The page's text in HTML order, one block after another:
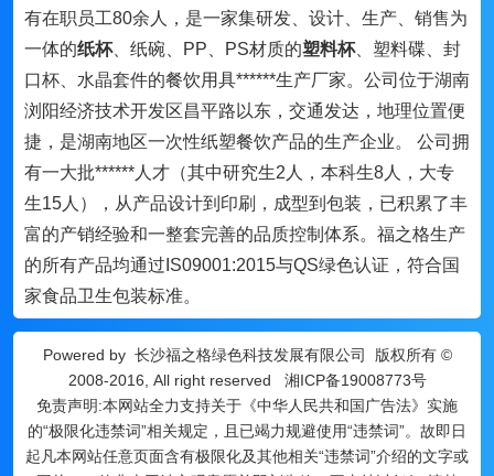
有在职员工80余人，是一家集研发、设计、生产、销售为
一体的纸杯、纸碗、PP、PS材质的塑料杯、塑料碟、封
口杯、水晶套件的餐饮用具******生产厂家。公司位于湖南
浏阳经济技术开发区昌平路以东，交通发达，地理位置便
捷，是湖南地区一次性纸塑餐饮产品的生产企业。 公司拥
有一大批******人才（其中研究生2人，本科生8人，大专
生15人），从产品设计到印刷，成型到包装，已积累了丰
富的产销经验和一整套完善的品质控制体系。福之格生产
的所有产品均通过IS09001:2015与QS绿色认证，符合国
家食品卫生包装标准。
Powered by 长沙福之格绿色科技发展有限公司
版权所有 ©
2008-2016, All right reserved 湘ICP备19008773号
免责声明:本网站全力支持关于《中华人民共和国广告法》实施
的“极限化违禁词”相关规定，且已竭力规避使用“违禁词”。故即日
起凡本网站任意页面含有极限化及其他相关“违禁词”介绍的文字或